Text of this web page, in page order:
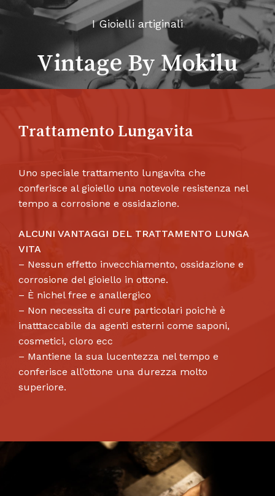
I Gioielli artiginali
Vintage By Mokilu
Trattamento Lungavita
Uno speciale trattamento lungavita che
conferisce al gioiello una notevole resistenza nel
tempo a corrosione e ossidazione.
ALCUNI VANTAGGI DEL TRATTAMENTO LUNGA
VITA
– Nessun effetto invecchiamento, ossidazione e
corrosione del gioiello in ottone.
– È nichel free e anallergico
– Non necessita di cure particolari poichè è
inatttaccabile da agenti esterni come saponi,
cosmetici, cloro ecc
– Mantiene la sua lucentezza nel tempo e
conferisce all’ottone una durezza molto
superiore.